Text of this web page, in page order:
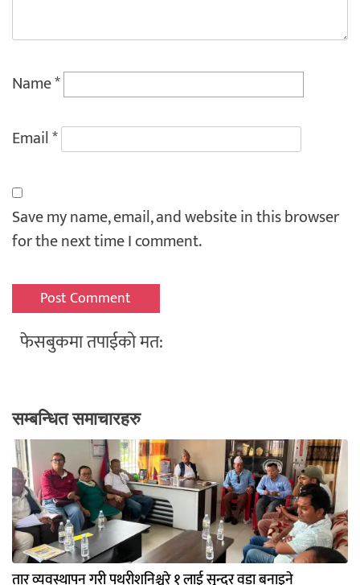
Name*
Email*
Save my name, email, and website in this browser
for the next time I comment.
फेसबुकमा तपाईको मत:
सम्बन्धित समाचारहरु